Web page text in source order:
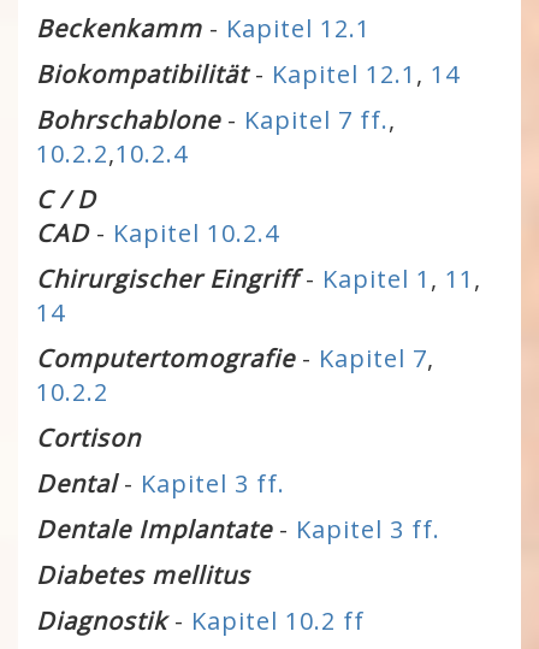
Beckenkamm - Kapitel 12.1
Biokompatibilität- Kapitel 12.1 , 14
Bohrschablone- Kapitel 7 ff.,
10.2.2,10.2.4
C / D
CAD - Kapitel 10.2.4
Chirurgischer Eingriff- Kapitel 1 , 11 ,
14
Computertomografie - Kapitel 7,
10.2.2
Cortison
Dental- Kapitel 3 ff.
Dentale Implantate - Kapitel 3 ff.
Diabetes mellitus
Diagnostik- Kapitel 10.2 ff